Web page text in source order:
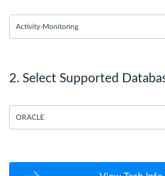
Activity-Monitoring
2. Select Supported
ORACLE